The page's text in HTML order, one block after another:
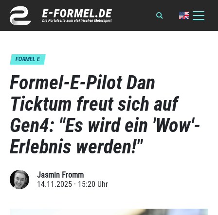
FORMEL E
Formel-E-Pilot Dan
Ticktum freut sich auf
Gen4: "Es wird ein 'Wow'-
Erlebnis werden!"
Jasmin Fromm
14.11.2025 · 15:20 Uhr